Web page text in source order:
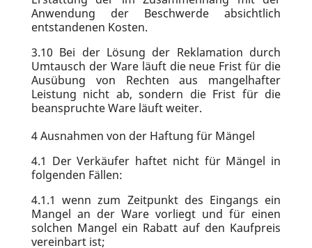
Anwendung der Beschwerde absichtlich
entstandenen Kosten.
3.10 Bei der Lösung der Reklamation durch
Umtausch der Ware läuft die neue Frist für die
Ausübung von Rechten aus mangelhafter
Leistung nicht ab, sondern die Frist für die
beanspruchte Ware läuft weiter.
4Ausnahmen von der Haftung für Mängel
4.1 Der Verkäufer haftet nicht für Mängel in
folgenden Fällen:
4.1.1wenn zum Zeitpunkt des Eingangs ein
Mangel an der Ware vorliegt und für einen
solchen Mangel ein Rabatt auf den Kaufpreis
vereinbart ist;